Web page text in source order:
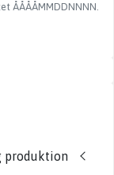
ÅÅÅÅMMDDNNNN.
produktion